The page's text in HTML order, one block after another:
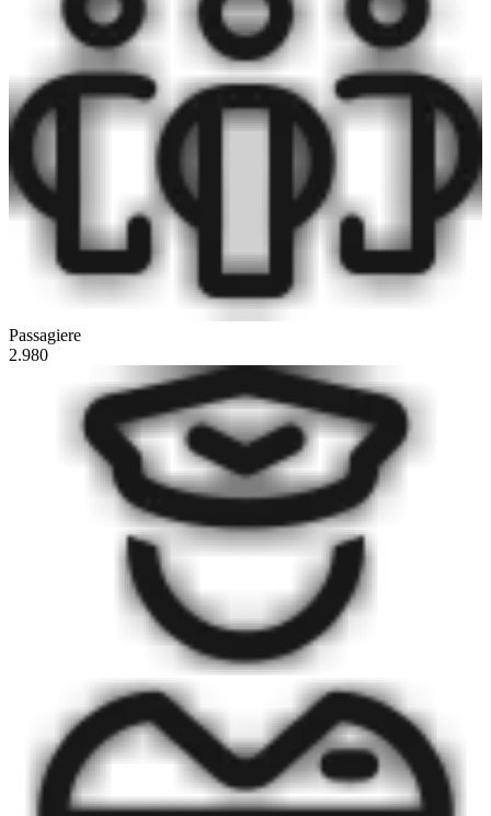
Passagiere
2.980